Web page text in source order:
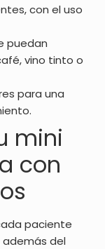
con el uso
puedan
vino tinto o
para una
mini
con
paciente
además del